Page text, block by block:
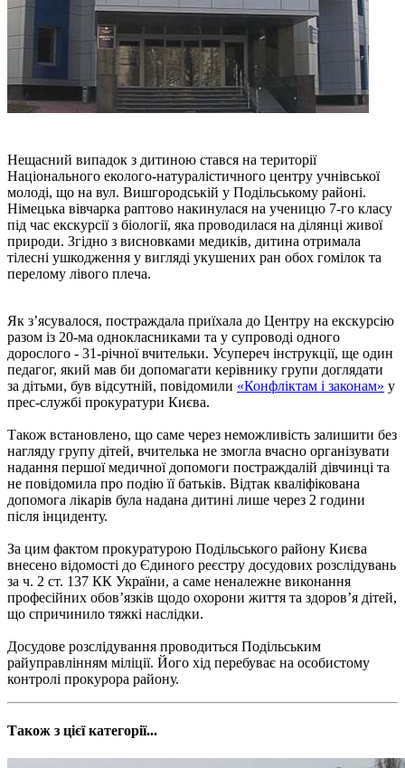
Нещасний випадок з дитиною стався на території
Національного еколого-натуралістичного центру учнівської
молоді, що на вул. Вишгородській у Подільському районі.
Німецька вівчарка раптово накинулася на ученицю 7-го класу
під час екскурсії з біології, яка проводилася на ділянці живої
природи. Згідно з висновками медиків, дитина отримала
тілесні ушкодження у вигляді укушених ран обох гомілок та
перелому лівого плеча.
Як з’ясувалося, постраждала приїхала до Центру на екскурсію
разом із 20-ма однокласниками та у супроводі одного
дорослого - 31-річної вчительки. Усупереч інструкції, ще один
педагог, який мав би допомагати керівнику групи доглядати
за дітьми, був відсутній, повідомили «Конфліктам і законам» у
прес-службі прокуратури Києва.
Також встановлено, що саме через неможливість залишити без
нагляду групу дітей, вчителька не змогла вчасно організувати
надання першої медичної допомоги постраждалій дівчинці та
не повідомила про подію її батьків. Відтак кваліфікована
допомога лікарів була надана дитині лише через 2 години
після інциденту.
За цим фактом прокуратурою Подільського району Києва
внесено відомості до Єдиного реєстру досудових розслідувань
за ч. 2 ст. 137 КК України, а саме неналежне виконання
професійних обов’язків щодо охорони життя та здоров’я дітей,
що спричинило тяжкі наслідки.
Досудове розслідування проводиться Подільським
райуправлінням міліції. Його хід перебуває на особистому
контролі прокурора району.
Також з цієї категорії...